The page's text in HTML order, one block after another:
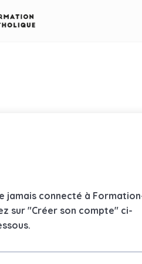
jamais connecté à
sur "Créer son compte" ci-